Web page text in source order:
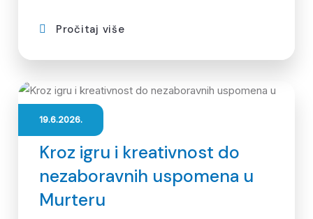
Pročitaj više
19.6.2026.
Kroz igru i kreativnost do
nezaboravnih uspomena u
Murteru